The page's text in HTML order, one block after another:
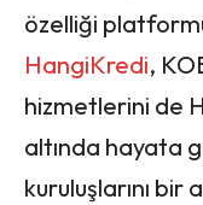
özelliği
HangiKredi,
hizmetlerini de
altında hayata
kuruluşlarını bir